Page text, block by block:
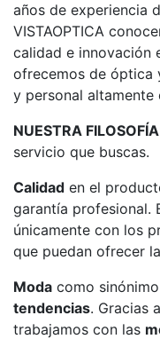
Junta
directiva
Comisiones
y comités
ejecutiva
Fundación
Servicios
Instalaciones
Preguntas
Frecuentes
(FAQs)
Trabaja con
nosotros
años de experiencia
VISTAOPTICA
calidad e innovación
ofrecemos de óptica
y personal altamente
NUESTRA
servicio que buscas.
Calidad en el
garantía profesional.
únicamente con los
que puedan ofrecer
Moda como
tendencias. Gracias
trabajamos con las